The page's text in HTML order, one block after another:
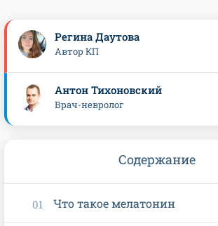
Регина Даутова
Автор КП
Антон Тихоновский
Врач-невролог
Содержание
Что такое мелатонин